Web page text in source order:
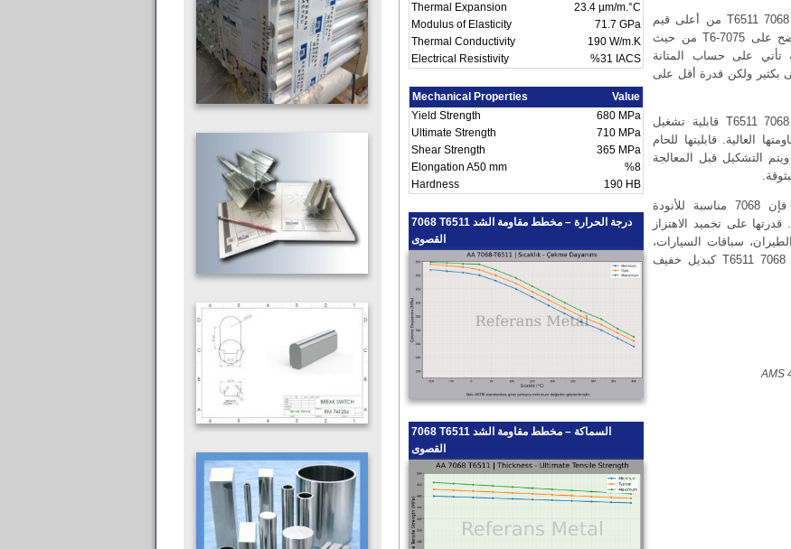
Thermal Expansion
23.4 µm/m.°C
Modulus of Elasticity
71.7 GPa
Thermal Conductivity
190 W/m.K
Electrical Resistivity
%31 IACS
Mechanical Properties
Value
Yield Strength
680 MPa
Ultimate Strength
710 MPa
Shear Strength
365 MPa
Elongation A50 mm
%8
Hardness
190 HB
7068 T6511 درجة الحرارة – مخطط مقاومة الشد
القصوى
7068 T6511 السماكة – مخطط مقاومة الشد
القصوى
، توفر 7068 T6511 من أعلى قيم
المقاومة بين سبائك الألمنيوم. تتفوق بشكل واضح على 7075-T6 من حيث
تأتي على حساب المتانة
توفر مقاومة أعلى بكثير ولكن قدرة أقل على
، توفر 7068 T6511 قابلية تشغيل
العالية. قابليتها للحام
التشكيل قبل المعالجة
، فإن 7068 مناسبة للأنودة
على تخميد الاهتزاز
سباقات السيارات،
المكونات عالية الأداء والأجزاء الحرجة. تُستخدم 7068 T6511 كبديل خفيف
AMS